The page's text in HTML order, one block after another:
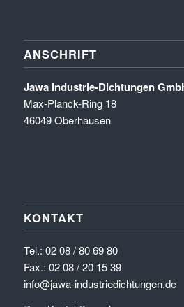
ANSCHRIFT
Jawa Industrie-Dichtungen
Max-Planck-Ring 18
46049 Oberhausen
KONTAKT
Tel.: 02 08 / 80 69 80
Fax.: 02 08 / 20 15 39
info@jawa-industriedichtungen.de